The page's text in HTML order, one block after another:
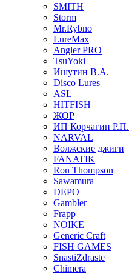
SMITH
Storm
Mr.Rybno
LureMax
Angler PRO
TsuYoki
Ишутин В.А.
Disco Lures
ASL
HITFISH
ЖОР
ИП Корчагин Р.П.
NARVAL
Волжские джиги
FANATIK
Ron Thompson
Sawamura
DEPO
Gambler
Frapp
NOIKE
Generic Craft
FISH GAMES
SnastiZdraste
Chimera